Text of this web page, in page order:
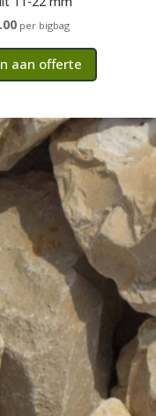
Huidige
is:
€249.00.
per bigbag
aan offerte